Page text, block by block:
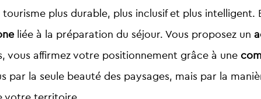
tourisme plus durable, plus inclusif et plus intelligent.
liée à la préparation du séjour. Vous proposez un
vous affirmez votre positionnement grâce à une
par la seule beauté des paysages, mais par la